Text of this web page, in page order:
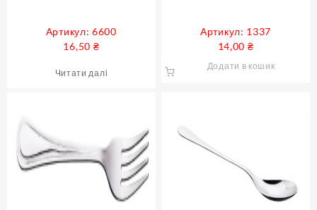
Артикул: 6600
16,50 ₴
Читати далі
Артикул: 1337
14,00 ₴
Додати в кошик